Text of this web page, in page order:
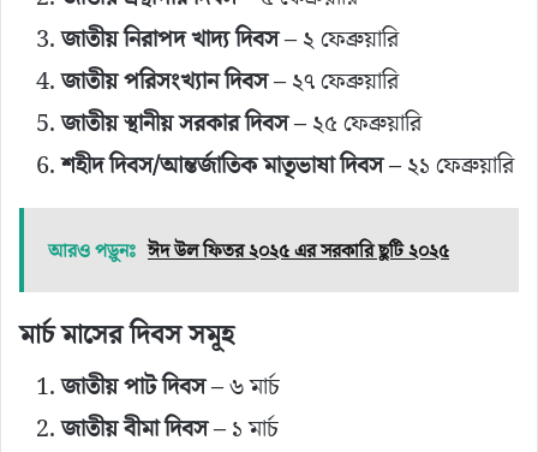
জাতীয় নিরাপদ খাদ্য দিবস– ২ ফেব্রুয়ারি
জাতীয় পরিসংখ্যান দিবস– ২৭ ফেব্রুয়ারি
জাতীয় স্থানীয় সরকার দিবস– ২৫ ফেব্রুয়ারি
শহীদ দিবস/আন্তর্জাতিক মাতৃভাষা দিবস– ২১ ফেব্রুয়ারি
আরও পড়ুনঃ ঈদ উল ফিতর ২০২৫ এর সরকারি ছুটি ২০২৫
মার্চ মাসের দিবস সমূহ
জাতীয় পাট দিবস– ৬ মার্চ
জাতীয় বীমা দিবস– ১ মার্চ